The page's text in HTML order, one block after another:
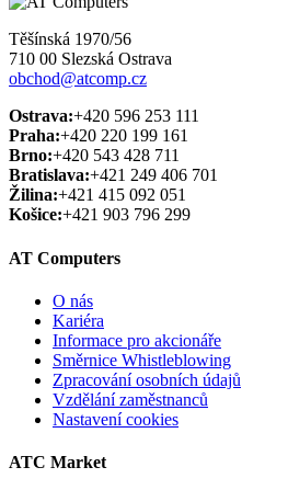
Těšínská 1970/56
710 00 Slezská Ostrava
obchod@atcomp.cz
Ostrava:+420 596 253 111
Praha:+420 220 199 161
Brno:+420 543 428 711
Bratislava:+421 249 406 701
Žilina:+421 415 092 051
Košice:+421 903 796 299
AT Computers
O nás
Kariéra
Informace pro akcionáře
Směrnice Whistleblowing
Zpracování osobních údajů
Vzdělání zaměstnanců
Nastavení cookies
ATC Market